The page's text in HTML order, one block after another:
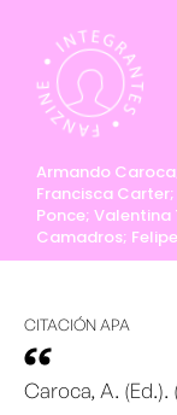
Armando
Francisca
Ponce;
Camadros;
CITACIÓN APA
Caroca, A. (Ed.).